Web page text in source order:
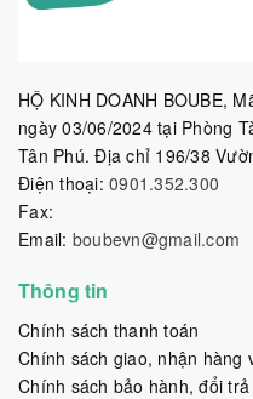
HỘ KINH DOANH BOUBE,
ngày 03/06/2024 tại Phòng
Tân Phú. Địa chỉ 196/38
Điện thoại: 0901.352.300
Fax:
Email: boubevn@gmail.com
Thông tin
Chính sách thanh toán
Chính sách giao, nhận hàng
Chính sách bảo hành, đổi trả